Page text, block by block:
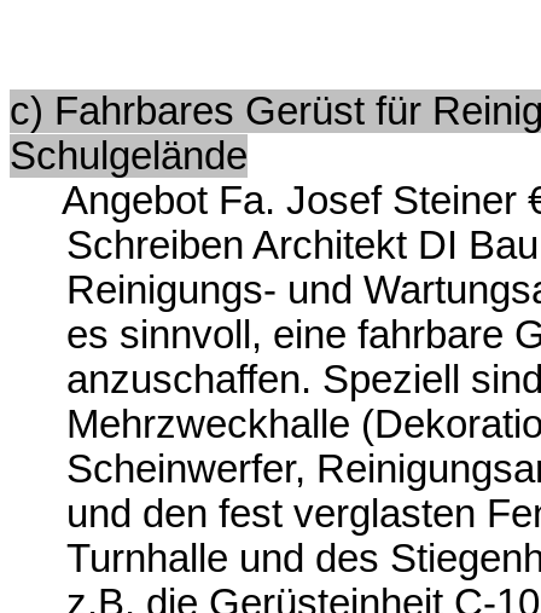
c) Fahrbares Gerüst für
Schulgelände
Angebot Fa. Josef Steiner
Schreiben Architekt DI
Reinigungs- und
es sinnvoll, eine fahrbare
anzuschaffen. Speziell
Mehrzweckhalle
Scheinwerfer,
und den fest verglasten
Turnhalle und des
z.B. die Gerüsteinheit C-